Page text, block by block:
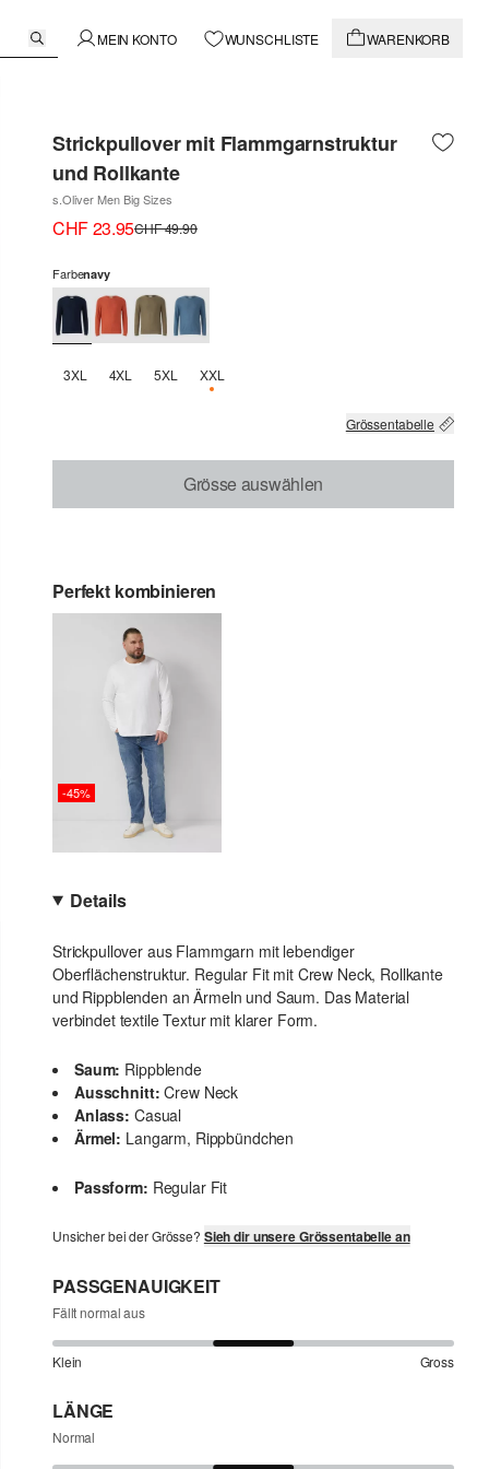
MEIN KONTO WUNSCHLISTE WARENKORB
Strickpullover mit Flammgarnstruktur
und Rollkante
s.Oliver Men Big Sizes
CHF 23.95CHF 49.90
Farbenavy
3XL 4XL 5XL XXLNUR 3 VERFÜGBAR
Grössentabelle
Grösse auswählen
Perfekt kombinieren
-45%
Details
Strickpullover aus Flammgarn mit lebendiger
Oberflächenstruktur. Regular Fit mit Crew Neck, Rollkante
und Rippblenden an Ärmeln und Saum. Das Material
verbindet textile Textur mit klarer Form.
Saum: Rippblende
Ausschnitt: Crew Neck
Anlass: Casual
Ärmel: Langarm, Rippbündchen
Passform: Regular Fit
Unsicher bei der Grösse? Sieh dir unsere Grössentabelle an
PASSGENAUIGKEIT
Fällt normal aus
Klein Gross
LÄNGE
Normal